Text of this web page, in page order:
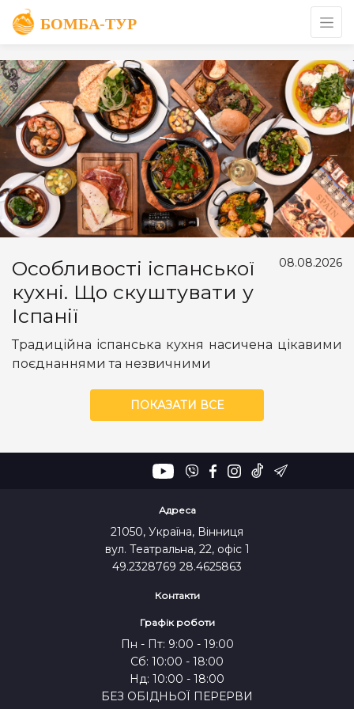
Особливості іспанської
кухні. Що скуштувати у
Іспанії
08.08.2026
Традиційна іспанська кухня насичена цікавими
поєднаннями та незвичними
ПОКАЗАТИ ВСЕ
Адреса
21050, Україна, Вінниця
вул. Театральна, 22, офіс 1
49.2328769 28.4625863
Контакти
Графік роботи
Пн - Пт: 9:00 - 19:00
Сб: 10:00 - 18:00
Нд: 10:00 - 18:00
БЕЗ ОБІДНЬОЇ ПЕРЕРВИ